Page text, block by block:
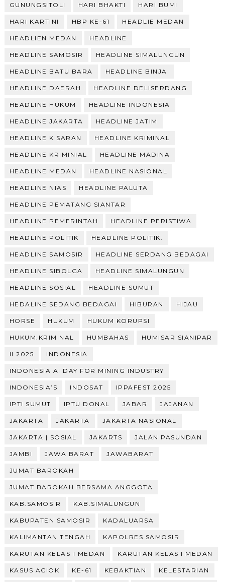
GUNUNGSITOLI HARI BHAKTI HARI BUMI
HARI KARTINI HBP KE-61 HEADLIE MEDAN
HEADLIEN MEDAN HEADLINE
HEADLINE SAMOSIR HEADLINE SIMALUNGUN
HEADLINE BATU BARA HEADLINE BINJAI
HEADLINE DAERAH HEADLINE DELISERDANG
HEADLINE HUKUM HEADLINE INDONESIA
HEADLINE JAKARTA HEADLINE JATIM
HEADLINE KISARAN HEADLINE KRIMINAL
HEADLINE KRIMINIAL HEADLINE MADINA
HEADLINE MEDAN HEADLINE NASIONAL
HEADLINE NIAS HEADLINE PALUTA
HEADLINE PEMATANG SIANTAR
HEADLINE PEMERINTAH HEADLINE PERISTIWA
HEADLINE POLITIK HEADLINE POLITIK.
HEADLINE SAMOSIR HEADLINE SERDANG BEDAGAI
HEADLINE SIBOLGA HEADLINE SIMALUNGUN
HEADLINE SOSIAL HEADLINE SUMUT
HEDALINE SEDANG BEDAGAI HIBURAN HIJAU
HORSE HUKUM HUKUM KORUPSI
HUKUM.KRIMINAL HUMBAHAS HUMISAR SIANIPAR
II 2025 INDONESIA
INDONESIA AI DAY FOR MINING INDUSTRY
INDONESIA’S INDOSAT IPPAFEST 2025
IPTI SUMUT IPTU DONAL JABAR JAJANAN
JAKARTA JÀKARTA JAKARTA NASIONAL
JAKARTA | SOSIAL JAKARTS JALAN PASUNDAN
JAMBI JAWA BARAT JAWABARAT
JUMAT BAROKAH
JUMAT BAROKAH BERSAMA ANGGOTA
KAB.SAMOSIR KAB.SIMALUNGUN
KABUPATEN SAMOSIR KADALUARSA
KALIMANTAN TENGAH KAPOLRES SAMOSIR
KARUTAN KELAS 1 MEDAN KARUTAN KELAS I MEDAN
KASUS ACIOK KE-61 KEBAKTIAN KELESTARIAN